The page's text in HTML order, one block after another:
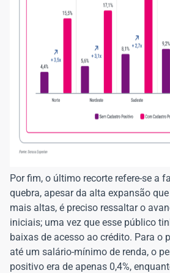
Por fim, o último recorte refere-se a
quebra, apesar da alta expansão
mais altas, é preciso ressaltar o
iniciais; uma vez que esse público
baixas de acesso ao crédito. Para o
até um salário-mínimo de renda, o
positivo era de apenas 0,4%,